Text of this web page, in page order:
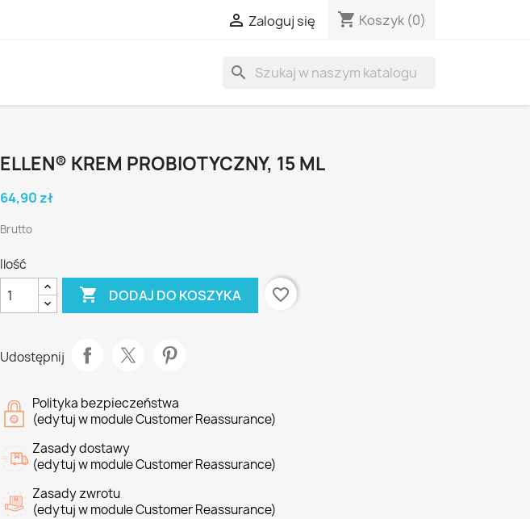
 Zaloguj się shopping_cart Koszyk (0)
search
ELLEN® KREM PROBIOTYCZNY, 15 ML
64,90 zł
Brutto
Ilość
 DODAJ DO KOSZYKA favorite_border
Udostępnij
Polityka bezpieczeństwa
(edytuj w module Customer Reassurance)
Zasady dostawy
(edytuj w module Customer Reassurance)
Zasady zwrotu
(edytuj w module Customer Reassurance)